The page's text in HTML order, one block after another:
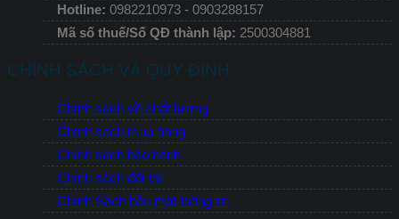
Hotline: 0982210973 - 0903288157
Mã số thuế/Số QĐ thành lập: 2500304881
CHÍNH SÁCH VÀ QUY ĐỊNH
Chính sách về chất lượng
Chính sách mua hàng
Chính sách bảo hành
Chính sách đổi trả
Chính Sách bảo mật thông tin